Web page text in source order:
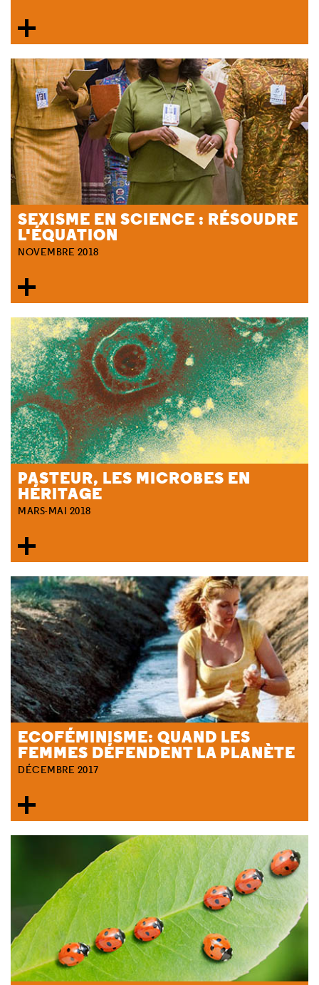
SEXISME EN SCIENCE : RÉSOUDRE
L'ÉQUATION
NOVEMBRE 2018
PASTEUR, LES MICROBES EN
HÉRITAGE
MARS-MAI 2018
ECOFÉMINISME: QUAND LES
FEMMES DÉFENDENT LA PLANÈTE
DÉCEMBRE 2017